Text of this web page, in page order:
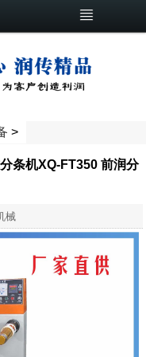
>
条机XQ-FT350 前润分
械